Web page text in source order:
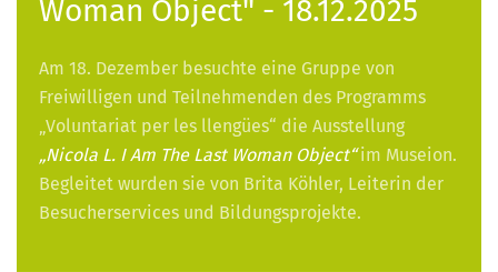
Woman Object" - 18.12.2025
Am 18. Dezember besuchte eine Gruppe von
Freiwilligen und Teilnehmenden des Programms
„Voluntariat per les llengües“ die Ausstellung
„Nicola L. I Am The Last Woman Object“im Museion.
Begleitet wurden sie von Brita Köhler, Leiterin der
Besucherservices und Bildungsprojekte.